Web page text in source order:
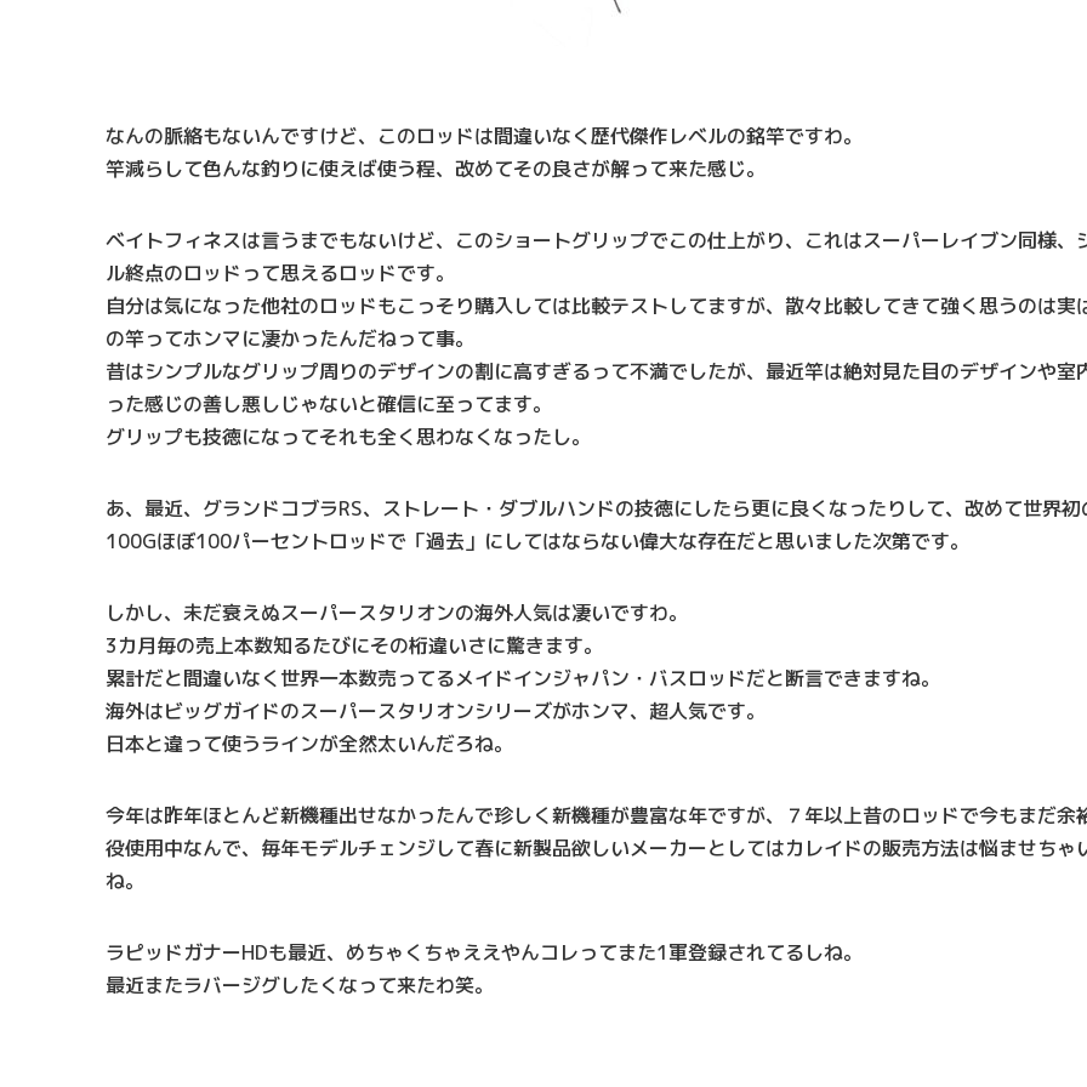
なんの脈絡もないんですけど、このロッドは間違いなく歴代傑作レベルの銘竿ですわ。
竿減らして色んな釣りに使えば使う程、改めてその良さが解って来た感じ。
ベイトフィネスは言うまでもないけど、このショートグリップでこの仕上がり、これはスーパーレイブン同様、
ル終点のロッドって思えるロッドです。
自分は気になった他社のロッドもこっそり購入しては比較テストしてますが、散々比較してきて強く思うのは実
の竿ってホンマに凄かったんだねって事。
昔はシンプルなグリップ周りのデザインの割に高すぎるって不満でしたが、最近竿は絶対見た目のデザインや室
った感じの善し悪しじゃないと確信に至ってます。
グリップも技徳になってそれも全く思わなくなったし。
あ、最近、グランドコブラRS、ストレート・ダブルハンドの技徳にしたら更に良くなったりして、改めて世界初
100Gほぼ100パーセントロッドで「過去」にしてはならない偉大な存在だと思いました次第です。
しかし、未だ衰えぬスーパースタリオンの海外人気は凄いですわ。
3カ月毎の売上本数知るたびにその桁違いさに驚きます。
累計だと間違いなく世界一本数売ってるメイドインジャパン・バスロッドだと断言できますね。
海外はビッグガイドのスーパースタリオンシリーズがホンマ、超人気です。
日本と違って使うラインが全然太いんだろね。
今年は昨年ほとんど新機種出せなかったんで珍しく新機種が豊富な年ですが、７年以上昔のロッドで今もまだ余
役使用中なんで、毎年モデルチェンジして春に新製品欲しいメーカーとしてはカレイドの販売方法は悩ませちゃ
ね。
ラピッドガナーHDも最近、めちゃくちゃええやんコレってまた1軍登録されてるしね。
最近またラバージグしたくなって来たわ笑。